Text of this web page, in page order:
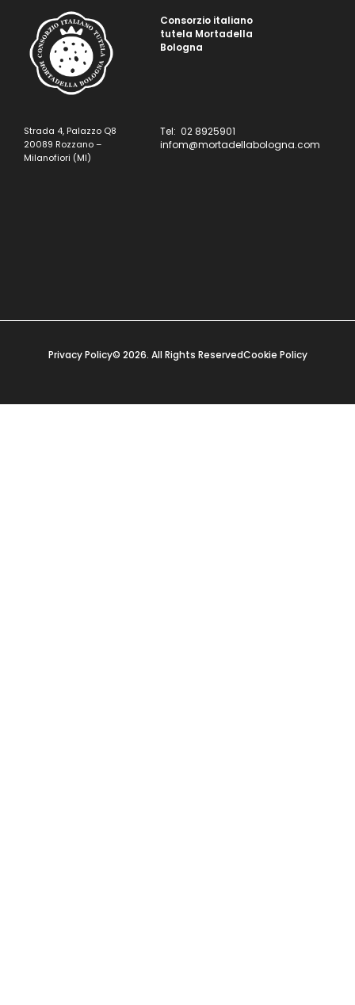
Consorzio italiano
tutela Mortadella
Bologna
Strada 4, Palazzo Q8
20089 Rozzano –
Milanofiori (MI)
Tel: 02 8925901
infom@mortadellabologna.com
Privacy Policy© 2026. All Rights ReservedCookie Policy